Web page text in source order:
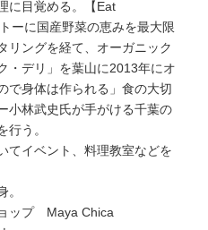
に目覚める。【Eat
ーに国産野菜の恵みを最大限
リングを経て、オーガニック
・デリ」を葉山に2013年にオ
で身体は作られる」食の大切
小林武史氏が手がける千葉の
行う。
てイベント、料理教室などを
ップ Maya Chica